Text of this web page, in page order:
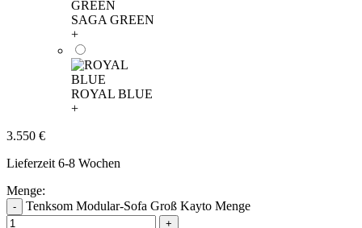
SAGA GREEN
+
ROYAL BLUE
+
3.550 €
Lieferzeit 6-8 Wochen
Menge:
- Tenksom Modular-Sofa Groß Kayto Menge
+